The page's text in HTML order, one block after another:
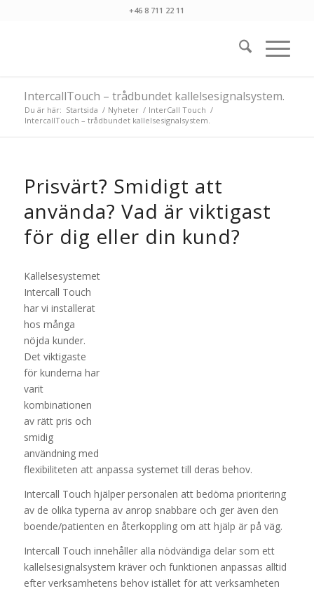
+46 8 711 22 11
IntercallTouch – trådbundet kallelsesignalsystem.
Du är här: Startsida / Nyheter / InterCall Touch /
IntercallTouch – trådbundet kallelsesignalsystem.
Prisvärt? Smidigt att
använda? Vad är viktigast
för dig eller din kund?
Kallelsesystemet
Intercall Touch
har vi installerat
hos många
nöjda kunder.
Det viktigaste
för kunderna har
varit
kombinationen
av rätt pris och
smidig
användning med
flexibiliteten att anpassa systemet till deras behov.
Intercall Touch hjälper personalen att bedöma prioritering
av de olika typerna av anrop snabbare och ger även den
boende/patienten en återkoppling om att hjälp är på väg.
Intercall Touch innehåller alla nödvändiga delar som ett
kallelsesignalsystem kräver och funktionen anpassas alltid
efter verksamhetens behov istället för att verksamheten